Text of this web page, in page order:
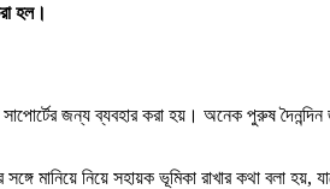
হল।
সাপোর্টের জন্য ব্যবহার করা হয়। অনেক পুরুষ
মানিয়ে নিয়ে সহায়ক ভূমিকা রাখার কথা বলা